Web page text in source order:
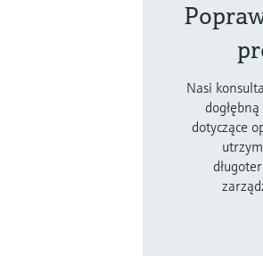
Nasi
dotyczące